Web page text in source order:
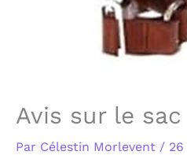
Avis sur le
Par Célestin Morlevent /